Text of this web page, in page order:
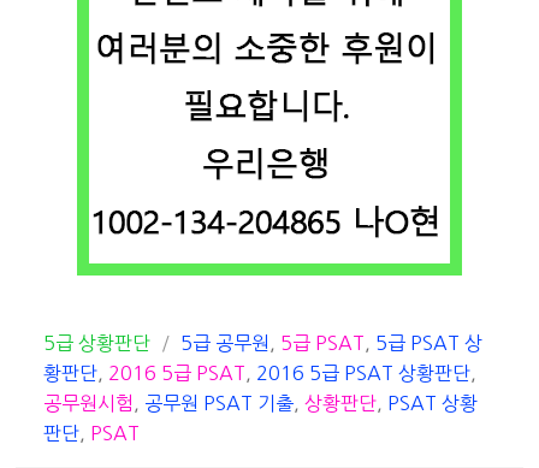
카
테
고
리
5급 상황판단
태
그
5급 공무원 5급 PSAT
5급 PSAT 상
황판단
2016 5급 PSAT 2016 5급 PSAT 상황판단
공무원시험
공무원 PSAT 기출 ,상황판단
PSAT 상황
판단
PSAT